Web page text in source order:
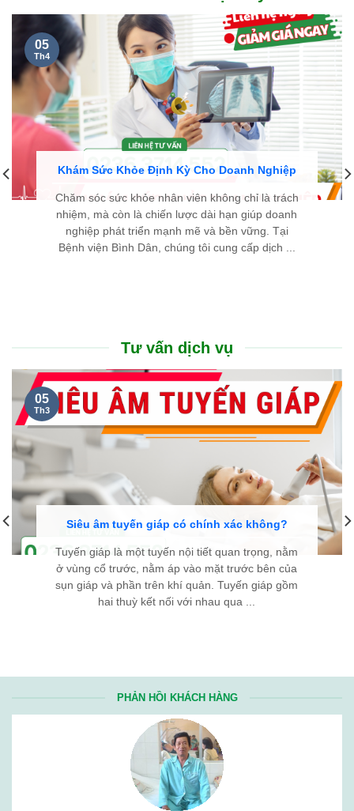
Khám Sức Khỏe Định Kỳ Cho Doanh Nghiệp
Chăm sóc sức khỏe nhân viên không chỉ là trách
nhiệm, mà còn là chiến lược dài hạn giúp doanh
nghiệp phát triển mạnh mẽ và bền vững. Tại
Bệnh viện Bình Dân, chúng tôi cung cấp dịch ...
05
Th4
Tư vấn dịch vụ
Siêu âm tuyến giáp có chính xác không?
Tuyến giáp là một tuyến nội tiết quan trọng, nằm
ở vùng cổ trước, nằm áp vào mặt trước bên của
sụn giáp và phần trên khí quản. Tuyến giáp gồm
hai thuỳ kết nối với nhau qua ...
05
Th3
PHẢN HỒI KHÁCH HÀNG